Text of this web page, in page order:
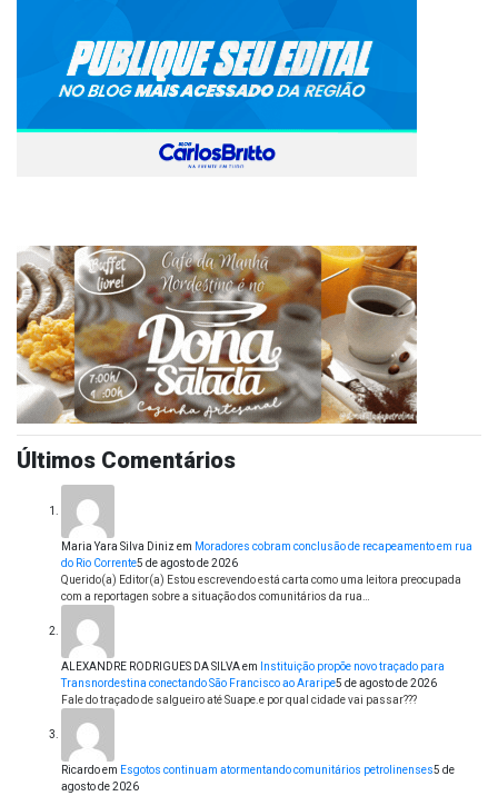
Últimos Comentários
Maria Yara Silva Dinizem Moradores cobram conclusão de recapeamento em rua
do Rio Corrente5 de agosto de 2026
Querido(a) Editor(a) Estou escrevendo está carta como uma leitora preocupada
com a reportagen sobre a situação dos comunitários da rua…
ALEXANDRE RODRIGUES DA SILVAem
Instituição propõe novo traçado para
Transnordestina conectando São Francisco ao Araripe5 de agosto de 2026
Fale do traçado de salgueiro até Suape.e por qual cidade vai passar???
Ricardoem Esgotos continuam atormentando comunitários petrolinenses5 de
agosto de 2026